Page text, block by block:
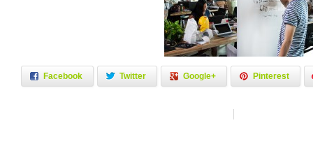
Facebook Twitter Google+ Pinterest